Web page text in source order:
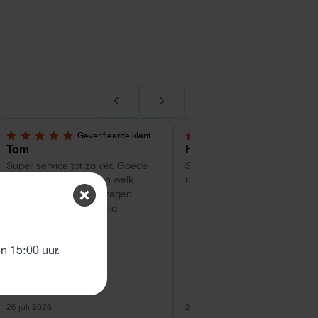
Geverifieerde klant
5,0 van 5 sterren
Tom
Super service tot zo ver. Goede
hulp met uitzoeken van welk
systeem geschikt is. Vragen
worden snel beantwoord
26 juli 2026
4 van 5 sterren
Hans Kollenbrander
Snelle levering en goede
respons bij installatie.
26 juli 2026
15:00 uur.